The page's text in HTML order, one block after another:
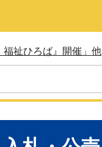
祉ひろば』開催」他